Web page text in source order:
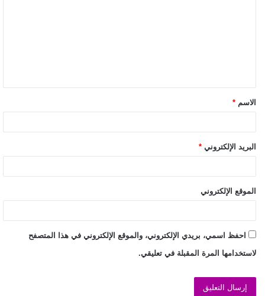
الاسم *
البريد الإلكتروني *
الموقع الإلكتروني
احفظ اسمي، بريدي الإلكتروني، والموقع الإلكتروني في هذا المتصفح
لاستخدامها المرة المقبلة في تعليقي.